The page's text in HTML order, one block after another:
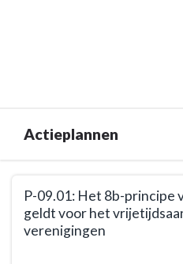
Actieplannen
navigatie
P-09.01: Het 8b-principe
geldt voor het
verenigingen